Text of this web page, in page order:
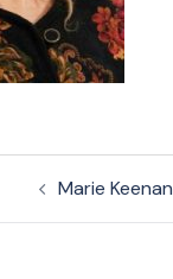
Marie Keenan